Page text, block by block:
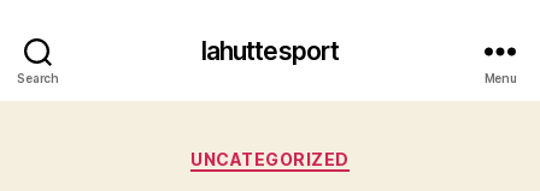
Search
lahuttesport
Menu
Categories
UNCATEGORIZED